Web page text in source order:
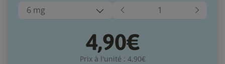
6 mg
4,90€
Prix à l'unité : 4,90€